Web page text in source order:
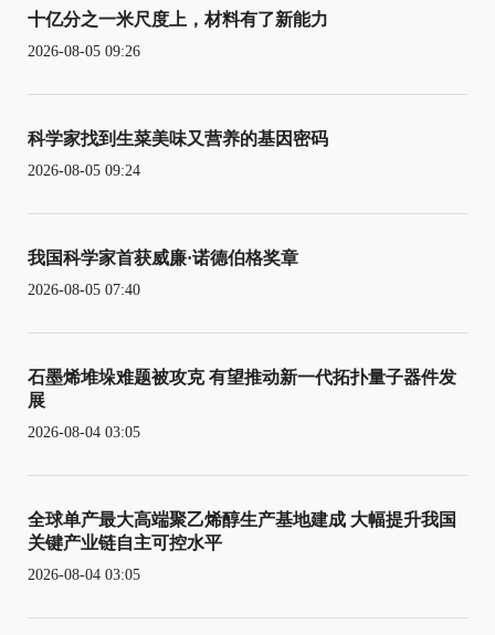
十亿分之一米尺度上，材料有了新能力
2026-08-05 09:26
科学家找到生菜美味又营养的基因密码
2026-08-05 09:24
我国科学家首获威廉·诺德伯格奖章
2026-08-05 07:40
石墨烯堆垛难题被攻克 有望推动新一代拓扑量子器件发
展
2026-08-04 03:05
全球单产最大高端聚乙烯醇生产基地建成 大幅提升我国
关键产业链自主可控水平
2026-08-04 03:05